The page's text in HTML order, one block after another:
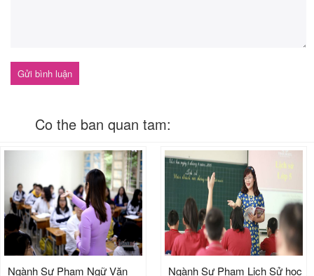
Co the ban quan tam:
Ngành Sư Phạm Ngữ Văn
Ngành Sư Phạm Lịch Sử học